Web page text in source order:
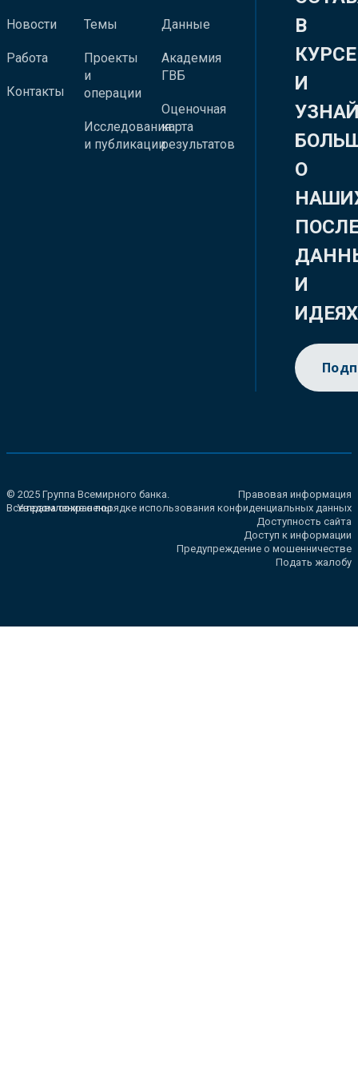
Новости
Работа
Контакты
Темы
Проекты
и
операции
Исследования
и публикации
Данные
Академия
ГВБ
Оценочная
карта
результатов
В
КУРСЕ
И
О
И
ИДЕЯХ
© 2025 Группа Всемирного банка.
Все права сохранены.
Правовая информация
Уведомление о порядке использования конфиденциальных данных
Доступность сайта
Доступ к информации
Предупреждение о мошенничестве
Подать жалобу